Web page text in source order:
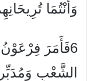
وَأَنْتُمَا
6فَأَمَرَ